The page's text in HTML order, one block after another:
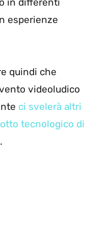
esperienze
quindi che
videoludico
ci svelerà altri
tecnologico di
.